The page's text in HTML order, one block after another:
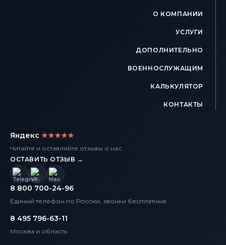
О КОМПАНИИ
УСЛУГИ
ДОПОЛНИТЕЛЬНО
ВОЕННОСЛУЖАЩИМ
КАЛЬКУЛЯТОР
КОНТАКТЫ
Яндекс ★★★★★
Читайте и оставляйте отзывы о нас
ОСТАВИТЬ ОТЗЫВ →
8 800 700-24-96
Единый телефон по России, звонки бесплатные
8 495 796-63-11
Москва и область